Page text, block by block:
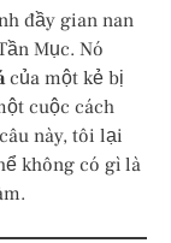
đầy gian nan
Mục. Nó
của một kẻ bị
cuộc cách
này, tôi lại
không có gì là